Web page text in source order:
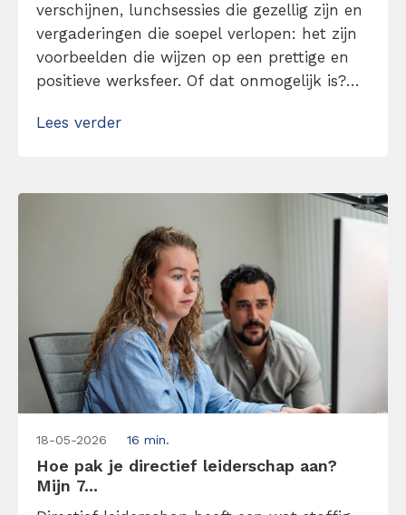
verschijnen, lunchsessies die gezellig zijn en
vergaderingen die soepel verlopen: het zijn
voorbeelden die wijzen op een prettige en
positieve werksfeer. Of dat onmogelijk is?
leidinggevende die positiviteit brengt en ik
Lees verder
18-05-2026 16 min.
Hoe pak je directief leiderschap aan?
Mijn 7...